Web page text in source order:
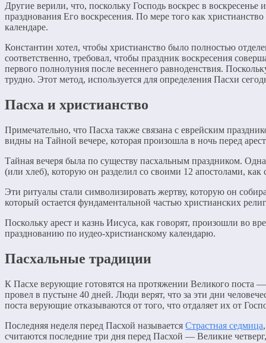
Другие верили, что, поскольку Господь воскрес в
празднования Его воскресения. По мере того как
календаре.
Константин хотел, чтобы христианство было полностью
соответственно, требовал, чтобы праздник воскресения
первого полнолуния после весеннего равноденствия.
трудно. Этот метод, используется для определения Пасхи
Пасха и христианство
Примечательно, что Пасха также связана с еврейским
видны на Тайной вечере, которая произошла в ночь перед
Тайная вечеря была по существу пасхальным праздником.
(или хлеб), которую он разделил со своими 12 апостолами,
Эти ритуалы стали символизировать жертву, которую он
который остается фундаментальной частью христианских
Поскольку арест и казнь Иисуса, как говорят, произошли во
празднованию по иудео-христианскому календарю.
Пасхальные традиции
К Пасхе верующие готовятся на протяжении Великого поста
провел в пустыне 40 дней. Люди верят, что за эти дни
поста верующие отказываются от того, что отдаляет их от
Последняя неделя перед Пасхой называется Страстная седмица
считаются последние три дня перед Пасхой — Великие